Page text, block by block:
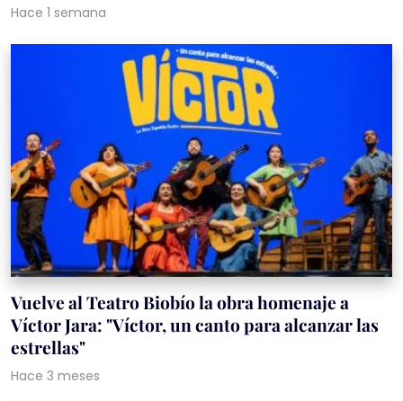
Hace 1 semana
Vuelve al Teatro Biobío la obra homenaje a
Víctor Jara: "Víctor, un canto para alcanzar las
estrellas"
Hace 3 meses